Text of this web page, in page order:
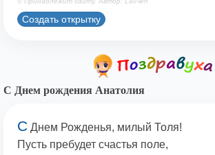
Создать открытку
С Днем рождения Анатолия
С Днем Рожденья, милый Толя!
Пусть пребудет счастья поле,